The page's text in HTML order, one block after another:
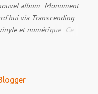
album Monument
via Transcending
et numérique. Ce
naissance à une